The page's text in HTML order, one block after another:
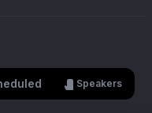
Speakers